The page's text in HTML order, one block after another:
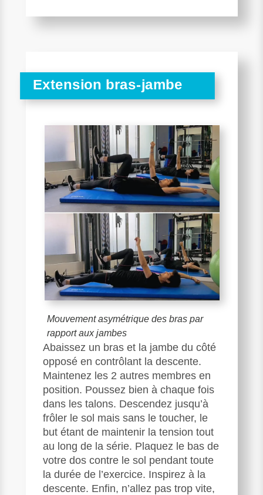
Extension bras-jambe
Mouvement asymétrique des bras par
rapport aux jambes
Abaissez un bras et la jambe du côté
opposé en contrôlant la descente.
Maintenez les 2 autres membres en
position. Poussez bien à chaque fois
dans les talons. Descendez jusqu’à
frôler le sol mais sans le toucher, le
but étant de maintenir la tension tout
au long de la série. Plaquez le bas de
votre dos contre le sol pendant toute
la durée de l’exercice. Inspirez à la
descente. Enfin, n’allez pas trop vite,